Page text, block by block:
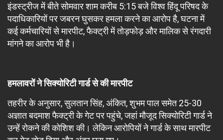
इंडस्ट्रीज में बीते सोमवार शाम करीब 5:15 बजे विश्व हिंदू परिषद के
पदाधिकारियों पर जबरन घुसकर हमला करने का आरोप है, घटना में
कई कर्मचारियों से मारपीट, फैक्ट्री में तोड़फोड़ और मालिक से रंगदारी
मांगने का आरोप भी है।
हमलावरों ने सिक्योरिटी गार्ड से की मारपीट
तहरीर के अनुसार, सुलतान सिंह, अंकित, शुभम पाल समेत 25-30
अज्ञात बदमाश फैक्ट्री के गेट पर पहुंचे, जहां मौजूद सिक्योरिटी गार्ड ने
उन्हें रोकने की कोशिश की। लेकिन आरोपियों ने गार्ड के साथ मारपीट